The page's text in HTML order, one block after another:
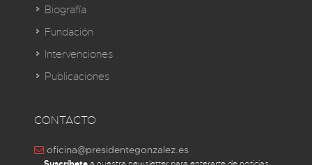
Biografía
Fundación
Intervenciones
Publicaciones
CONTACTO
oficina@presidentegonzalez.es